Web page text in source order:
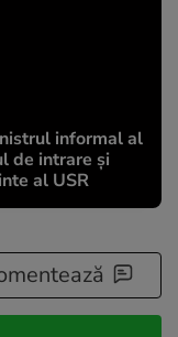
informal al
de intrare și
al USR